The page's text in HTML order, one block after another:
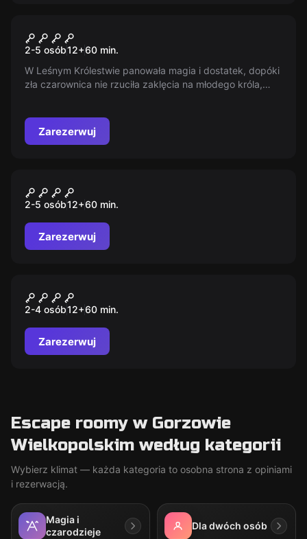
Nowy
Na Skraju Lasu
2-5 osób12+60 min.
W Leśnym Królestwie panowała magia i dostatek, dopóki
zła czarownica nie rzuciła zaklęcia na młodego króla,
skraj lasu i dowiedz się, jakie przygody na Ciebie
czekają.
Zarezerwuj
Na Skraju Lasu
2-5 osób12+60 min.
Zarezerwuj
Ostatni Wyścig
2-4 osób12+60 min.
Zarezerwuj
Escape roomy w Gorzowie
Wielkopolskim według kategorii
Wybierz klimat — każda kategoria to osobna strona z opiniami
i rezerwacją.
Magia i
czarodzieje
Dla dwóch osób